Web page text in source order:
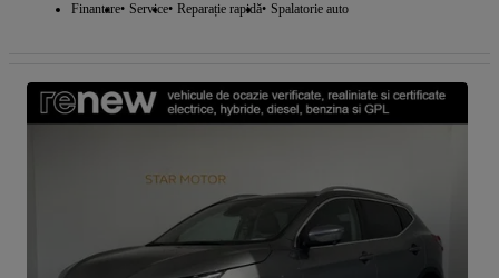
Finantare Service Reparație rapidă Spalatorie auto